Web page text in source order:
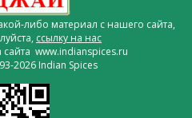
либо материал с нашего сайта,
ссылку на нас
www.indianspices.ru
2026 Indian Spices